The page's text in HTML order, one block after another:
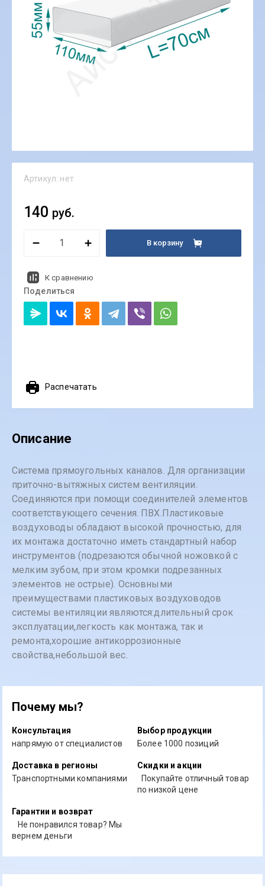
Артикул: нет
140 руб.
В корзину
К сравнению
Поделиться
Распечатать
Описание
Система прямоугольных каналов. Для организации
приточно-вытяжных систем вентиляции.
Соединяются при помощи соединителей элементов
соответствующего сечения. ПВХ.Пластиковые
воздуховоды обладают высокой прочностью, для
их монтажа достаточно иметь стандартный набор
инструментов (подрезаются обычной ножовкой с
мелким зубом, при этом кромки подрезанных
элементов не острые). Основными
преимуществами пластиковых воздуховодов
системы вентиляции являются:длительный срок
эксплуатации,легкость как монтажа, так и
ремонта,хорошие антикоррозионные
свойства,небольшой вес.
Почему мы?
Консультация
напрямую от специалистов
Выбор продукции
Более 1000 позиций
Доставка в регионы
Транспортными компаниями
Скидки и акции
Покупайте отличный товар
по низкой цене
Гарантии и возврат
Не понравился товар? Мы
вернем деньги